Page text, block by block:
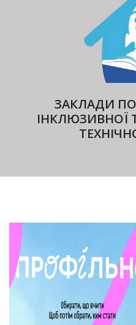
ЗАКЛАДИ
ІНКЛЮЗИВНОЇ